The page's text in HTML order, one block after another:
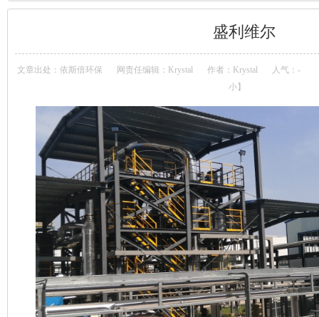
盛利维尔
文章出处：依斯倍环保 网责任编辑：Krystal 作者：Krystal 人气： -
小】